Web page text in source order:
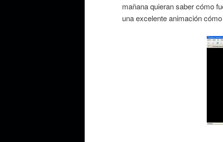
mañana quieran saber cómo
una excelente animación